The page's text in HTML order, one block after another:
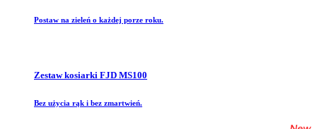
Postaw na zieleń o każdej porze roku.
Zestaw kosiarki FJD MS100
Bez użycia rąk i bez zmartwień.